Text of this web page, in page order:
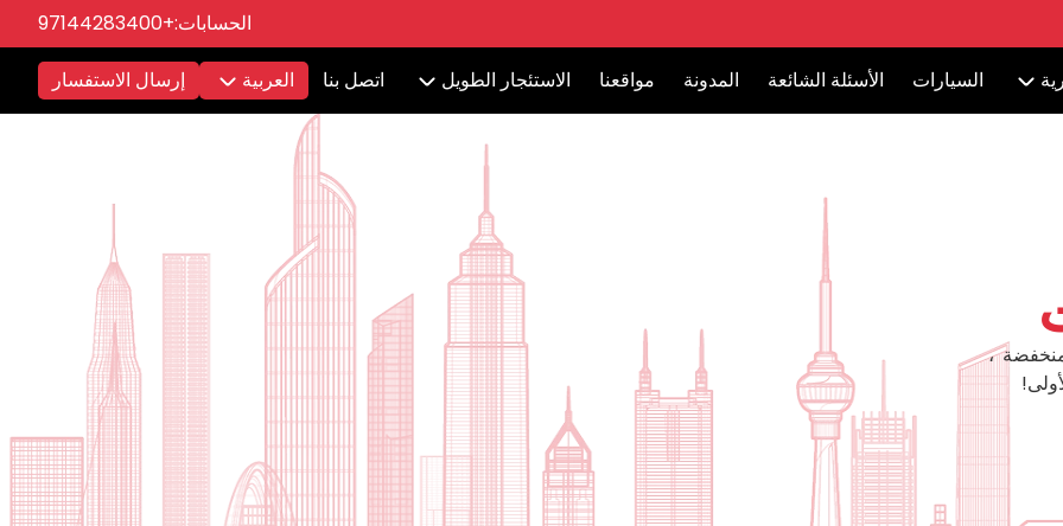
الحسابات:+97144283400
السيارات الأسئلة الشائعة المدونة مواقعنا الاستئجار الطويل اتصل بنا العربية إرسال الاستفسار
،